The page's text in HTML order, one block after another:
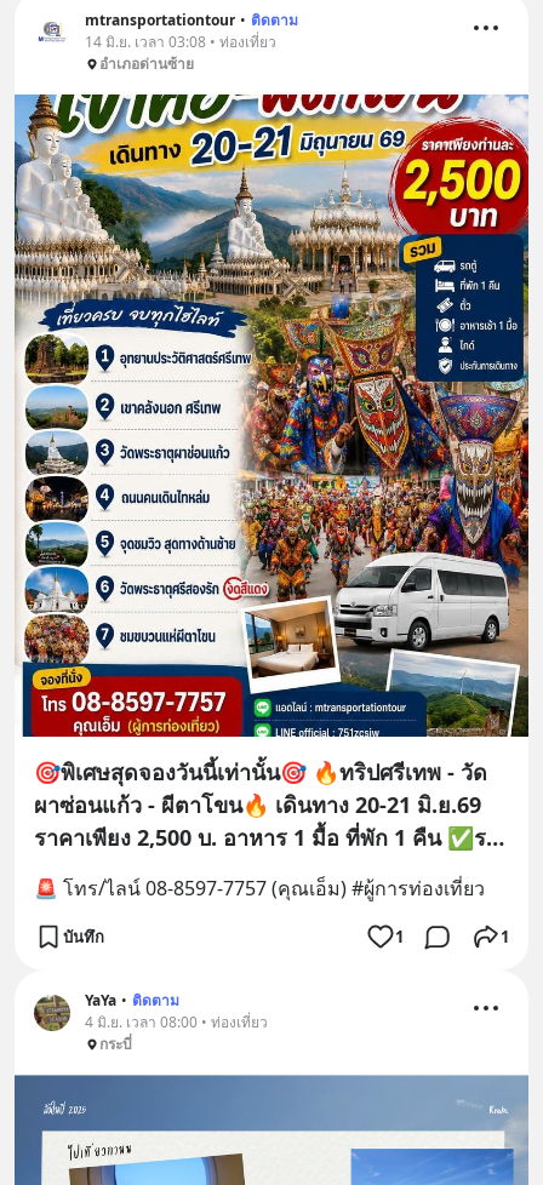
mtransportationtour • ติดตาม
14 มิ.ย. เวลา 03:08 • ท่องเที่ยว
อำเภอด่านซ้าย
🎯พิเศษสุดจองวันนี้เท่านั้น🎯 🔥ทริปศรีเทพ - วัด
ผาซ่อนแก้ว - ผีตาโขน🔥 เดินทาง 20-21 มิ.ย.69
ราคาเพียง 2,500 บ. อาหาร 1 มื้อ ที่พัก 1 คืน ✅️️️รถ
ตู้ ว่าง : 6 ที่ ✅️️️ฟอจูนเนอร์ ว่าง : 5 ที่
🚨 โทร/ไลน์ 08-8597-7757 (คุณเอ็ม) #ผู้การท่องเที่ยว
บันทึก 1 1
YaYa • ติดตาม
4 มิ.ย. เวลา 08:00 • ท่องเที่ยว
กระบี่